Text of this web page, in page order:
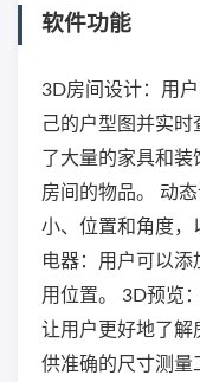
软件功能
3D房间设计：用
己的户型图并实
了大量的家具和
房间的物品。 动
小、位置和角度，
电器：用户可以
用位置。 3D预览
让用户更好地了解
供准确的尺寸测量